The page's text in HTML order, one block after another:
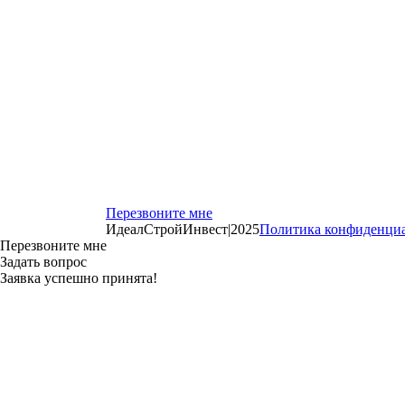
Перезвоните мне
ИдеалСтройИнвест|2025Политика
Перезвоните мне
Задать вопрос
Заявка успешно принята!